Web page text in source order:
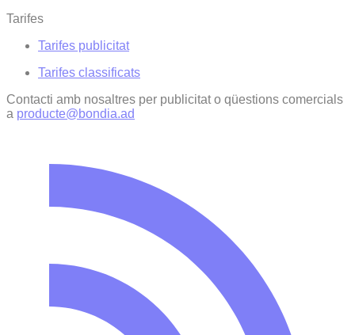
Tarifes
Tarifes publicitat
Tarifes classificats
Contacti amb nosaltres per publicitat o qüestions comercials
a producte@bondia.ad